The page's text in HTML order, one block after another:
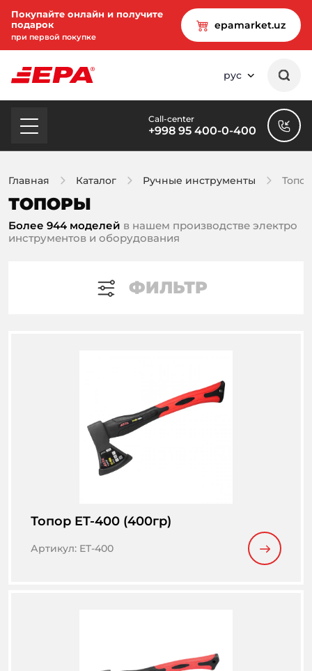
Покупайте онлайн и получите
подарок
при первой покупке
epamarket.uz
рус
Call-center
+998 95 400-0-400
Главная Каталог Ручные инструменты
ТОПОРЫ
Более 944 моделей в нашем производстве электро
инструментов и оборудования
ФИЛЬТР
Топор ET-400 (400гр)
Артикул: ET-400